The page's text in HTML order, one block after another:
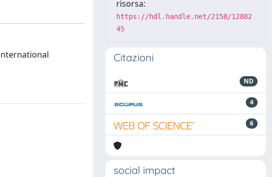
risorsa:
https://hdl.handle.net/2158/12882
45
Citazioni
ND
4
6
social impact